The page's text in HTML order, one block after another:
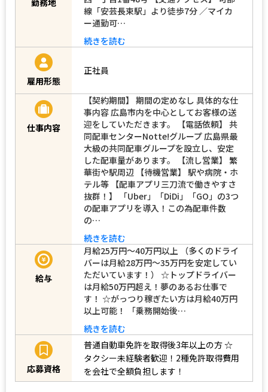
グループ｠】広島県広島市安佐南区長束
西一丁目1番48号 【交通アクセス】 可部
線「安芸長束駅」より徒歩7分 ／マイカ
ー通勤可…
雇用形態
【契約期間】 期間の定めなし 具体的な仕
事内容 広島市内を中心としてお客様の送
迎をしていただきます。 【電話依頼】 共
同配車センターNotte!グループ 広島県最
大級の共同配車グループを設立し、安定
した配車量があります。 【流し営業】 繁
華街や駅周辺 【待機営業】 駅や病院・ホ
テル等 【配車アプリ三刀流で働きやすさ
抜群！】 「Uber」「DiDi」「GO」の3つ
の配車アプリを導入！この為配車件数
の…
続きを読む
月給25万円〜40万円以上 （多くのドライ
バーは月給28万円～35万円を安定してい
ただいています！） ☆トップドライバー
は月給50万円超え！夢のあるお仕事で
す！ ☆がっつり稼ぎたい方は月給40万円
以上可能！ 「乗務開始後…
続きを読む
応募資格
普通自動車免許を取得後3年以上の方☆
タクシー未経験者歓迎！2種免許取得費用